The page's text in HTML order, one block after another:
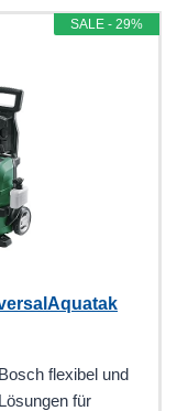
SALE - 29%
flexibel und
für